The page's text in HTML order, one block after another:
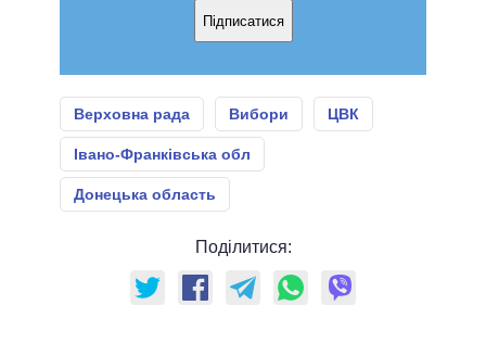
Підписатися
Верховна рада Вибори ЦВК
Івано-Франківська обл
Донецька область
Поділитися: